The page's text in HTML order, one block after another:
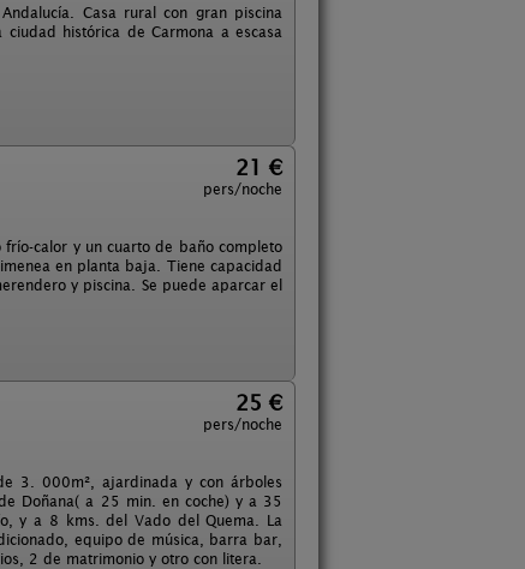
Casa rural con gran piscina
histórica de Carmona a escasa
21 €
pers/noche
calor y un cuarto de baño completo
en planta baja. Tiene capacidad
y piscina. Se puede aparcar el
25 €
pers/noche
3. 000m², ajardinada y con árboles
Doñana( a 25 min. en coche) y a 35
y a 8 kms. del Vado del Quema. La
equipo de música, barra bar,
2 de matrimonio y otro con litera.